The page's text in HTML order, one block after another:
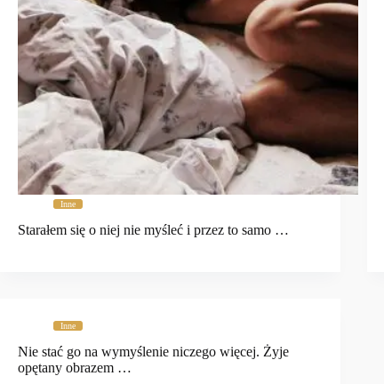
Inne
Starałem się o niej nie myśleć i przez to samo …
Inne
Nie stać go na wymyślenie niczego więcej. Żyje
opętany obrazem …